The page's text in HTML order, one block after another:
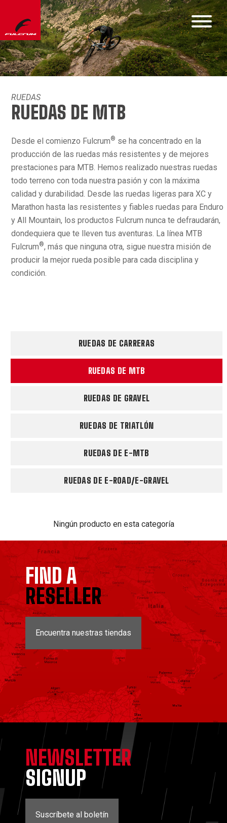
RUEDAS
RUEDAS DE MTB
Desde el comienzo Fulcrum® se ha concentrado en la
producción de las ruedas más resistentes y de mejores
prestaciones para MTB. Hemos realizado nuestras ruedas
todo terreno con toda nuestra pasión y con la máxima
calidad y durabilidad. Desde las ruedas ligeras para XC y
Marathon hasta las resistentes y fiables ruedas para Enduro
y All Mountain, los productos Fulcrum nunca te defraudarán,
dondequiera que te lleven tus aventuras. La línea MTB
Fulcrum®, más que ninguna otra, sigue nuestra misión de
producir la mejor rueda posible para cada disciplina y
condición.
RUEDAS DE CARRERAS
RUEDAS DE MTB
RUEDAS DE GRAVEL
RUEDAS DE TRIATLÓN
RUEDAS DE E-MTB
RUEDAS DE E-ROAD/E-GRAVEL
Ningún producto en esta categoría
FIND A
RESELLER
Encuentra nuestras tiendas
NEWSLETTER
SIGNUP
Suscríbete al boletín